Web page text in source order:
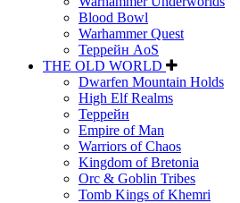
Blood Bowl
Warhammer Quest
Террейн AoS
THE OLD WORLD
Dwarfen Mountain Holds
High Elf Realms
Террейн
Empire of Man
Warriors of Chaos
Kingdom of Bretonia
Orc & Goblin Tribes
Tomb Kings of Khemri